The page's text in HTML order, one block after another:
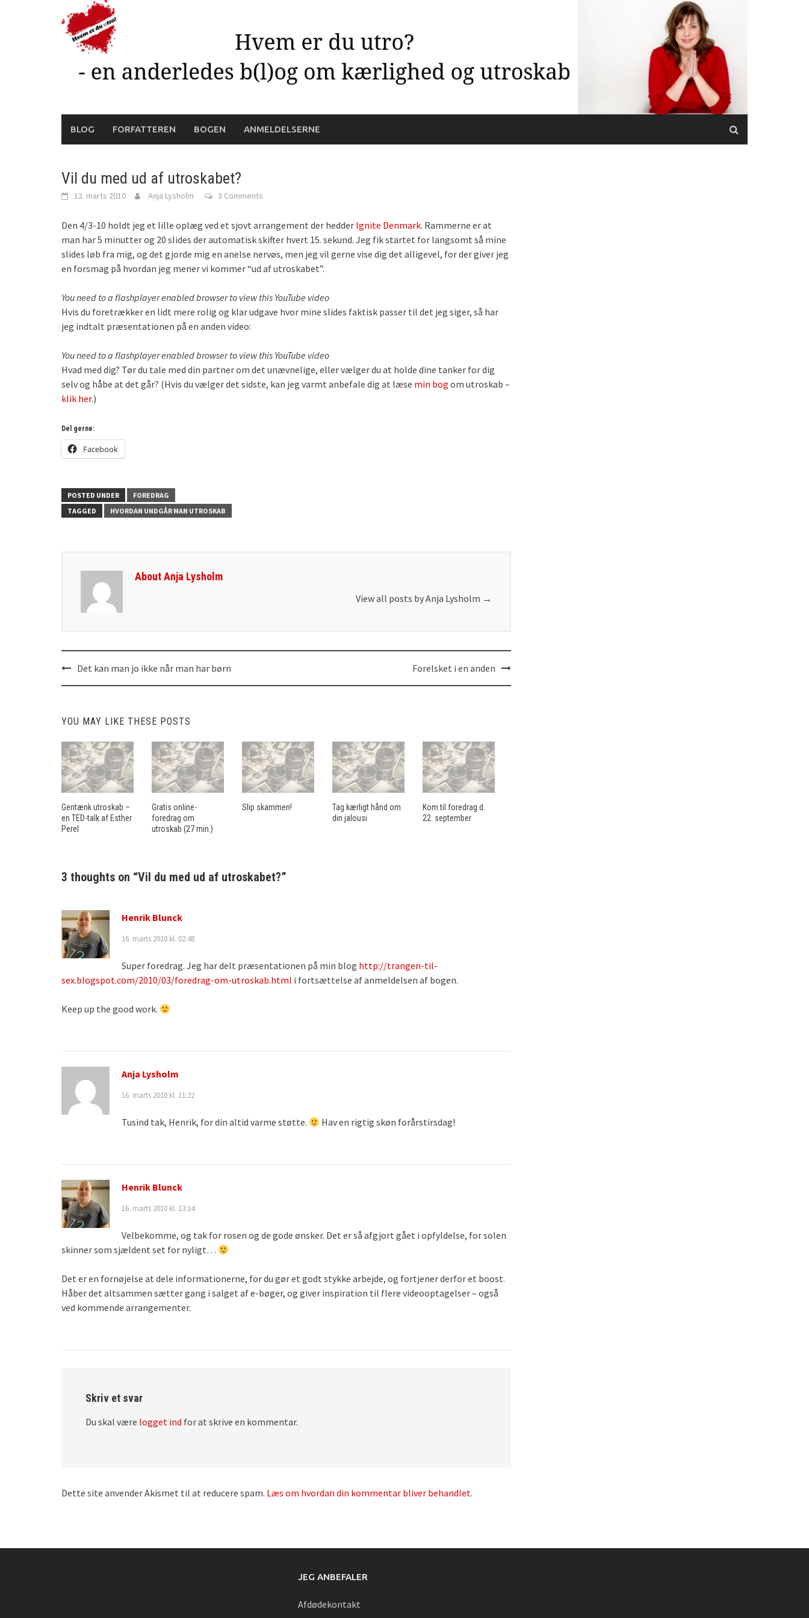
BLOG FORFATTEREN BOGEN ANMELDELSERNE
Vil du med ud af utroskabet?
12. marts 2010 Anja Lysholm 3 Comments
Den 4/3-10 holdt jeg et lille oplæg ved et sjovt arrangement der hedder Ignite Denmark. Rammerne er at
man har 5 minutter og 20 slides der automatisk skifter hvert 15. sekund. Jeg fik startet for langsomt så mine
slides løb fra mig, og det gjorde mig en anelse nervøs, men jeg vil gerne vise dig det alligevel, for der giver jeg
en forsmag på hvordan jeg mener vi kommer “ud af utroskabet”.
You need to a flashplayer enabled browser to view this YouTube video
Hvis du foretrækker en lidt mere rolig og klar udgave hvor mine slides faktisk passer til det jeg siger, så har
jeg indtalt præsentationen på en anden video:
You need to a flashplayer enabled browser to view this YouTube video
Hvad med dig? Tør du tale med din partner om det unævnelige, eller vælger du at holde dine tanker for dig
selv og håbe at det går? (Hvis du vælger det sidste, kan jeg varmt anbefale dig at læse min bog om utroskab –
klik her.)
Del gerne:
Facebook
POSTED UNDER
FOREDRAG
TAGGED
HVORDAN UNDGÅR MAN UTROSKAB
About Anja Lysholm
View all posts by Anja Lysholm →
Det kan man jo ikke når man har børn Forelsket i en anden
YOU MAY LIKE THESE POSTS
Gentænk utroskab –
en TED-talk af Esther
Perel
Gratis online-
foredrag om
utroskab (27 min.)
Slip skammen!
Tag kærligt hånd om
din jalousi
Kom til foredrag d.
22. september
3 thoughts on “Vil du med ud af utroskabet?”
Henrik Blunck
16. marts 2010 kl. 02:48
Super foredrag. Jeg har delt præsentationen på min blog http://trangen-til-
sex.blogspot.com/2010/03/foredrag-om-utroskab.html i fortsættelse af anmeldelsen af bogen.
Keep up the good work.
Anja Lysholm
16. marts 2010 kl. 11:22
Tusind tak, Henrik, for din altid varme støtte. Hav en rigtig skøn forårstirsdag!
Henrik Blunck
16. marts 2010 kl. 13:14
Velbekomme, og tak for rosen og de gode ønsker. Det er så afgjort gået i opfyldelse, for solen
skinner som sjældent set for nyligt…
Det er en fornøjelse at dele informationerne, for du gør et godt stykke arbejde, og fortjener derfor et boost.
Håber det altsammen sætter gang i salget af e-bøger, og giver inspiration til flere videooptagelser – også
ved kommende arrangementer.
Skriv et svar
Du skal være logget ind for at skrive en kommentar.
Dette site anvender Akismet til at reducere spam. Læs om hvordan din kommentar bliver behandlet.
JEG ANBEFALER
Afdødekontakt